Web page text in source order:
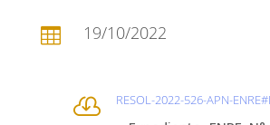
 19/10/2022
 RESOL-2022-526-APN-